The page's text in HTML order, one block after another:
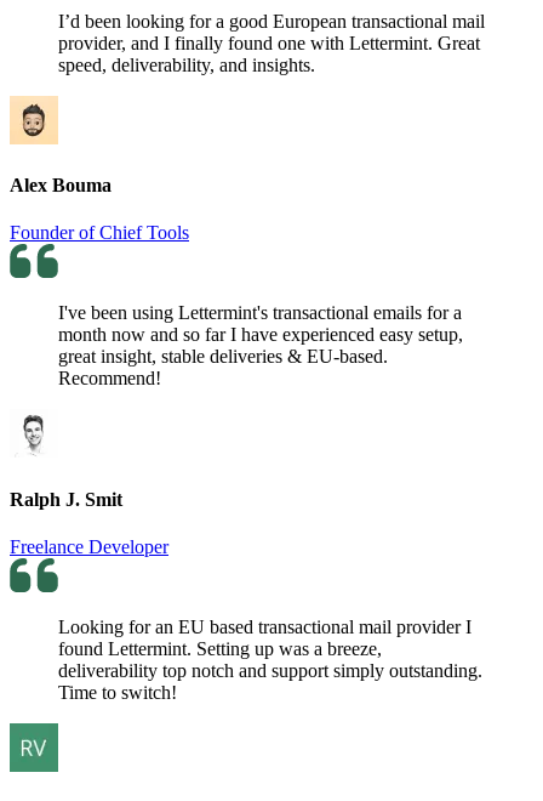
I’d been looking for a good European transactional mail
provider, and I finally found one with Lettermint. Great
speed, deliverability, and insights.
Alex Bouma
Founder of Chief Tools
I've been using Lettermint's transactional emails for a
month now and so far I have experienced easy setup,
great insight, stable deliveries & EU-based.
Recommend!
Ralph J. Smit
Freelance Developer
Looking for an EU based transactional mail provider I
found Lettermint. Setting up was a breeze,
deliverability top notch and support simply outstanding.
Time to switch!